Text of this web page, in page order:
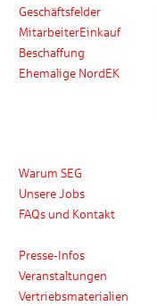
Geschäftsfelder
MitarbeiterEinkauf
Beschaffung
Ehemalige NordEK
Warum SEG
Unsere Jobs
FAQs und Kontakt
Presse-Infos
Veranstaltungen
Vertriebsmaterialien